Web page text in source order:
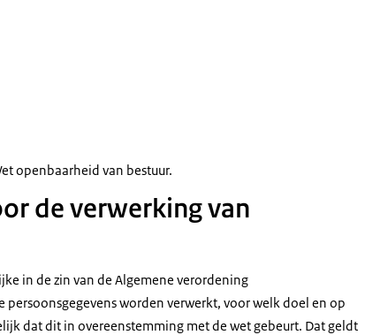
openbaarheid van bestuur.
de verwerking van
in de zin van de Algemene verordening
persoonsgegevens worden verwerkt, voor welk doel en op
dat dit in overeenstemming met de wet gebeurt. Dat geldt